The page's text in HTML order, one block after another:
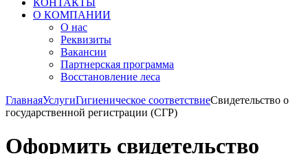
О КОМПАНИИ
О нас
Реквизиты
Вакансии
Партнерская программа
Восстановление леса
ГлавнаяУслугиГигиеническое соответствиеСвидетельство о
государственной регистрации (СГР)
Оформить свидетельство